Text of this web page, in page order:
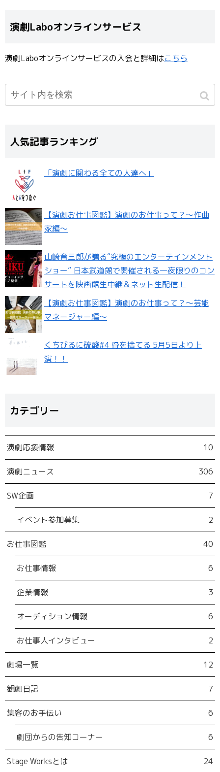
演劇Laboオンラインサービス
演劇Laboオンラインサービスの入会と詳細はこちら
人気記事ランキング
「演劇に関わる全ての人達へ」
【演劇お仕事図鑑】演劇のお仕事って？〜作曲
家編〜
山崎育三郎が贈る“究極のエンターテインメント
ショー” 日本武道館で開催される一夜限りのコン
サートを映画館生中継＆ネット生配信！
【演劇お仕事図鑑】演劇のお仕事って？〜芸能
マネージャー編〜
くちびるに硫酸#4 骨を捨てる 5月5日より上
演！！
カテゴリー
演劇応援情報 10
演劇ニュース 306
SW企画 7
イベント参加募集 2
お仕事図鑑 40
お仕事情報 6
企業情報 3
オーディション情報 6
お仕事人インタビュー 2
劇場一覧 12
観劇日記 7
集客のお手伝い 6
劇団からの告知コーナー 6
Stage Worksとは 24